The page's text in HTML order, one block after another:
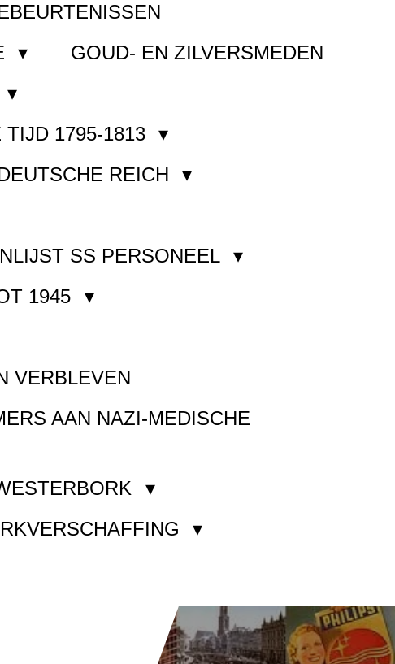
GOUD- EN ZILVERSMEDEN
TIJD 1795-1813
REICH
SS PERSONEEL
1945
VERBLEVEN
AAN NAZI-MEDISCHE